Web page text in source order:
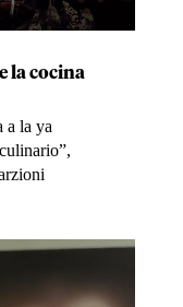
la cocina
a la ya